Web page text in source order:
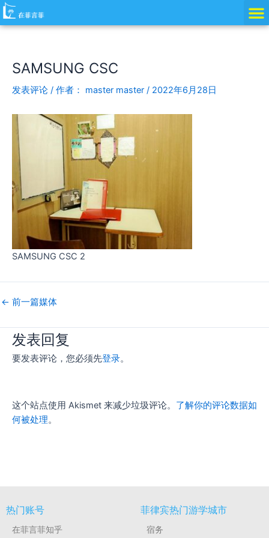
跳
至
SAMSUNG CSC
发表评论 / 作者： master master / 2022年6月28日
SAMSUNG CSC 2
Post
navigation
← 前一篇媒体
发表回复
要发表评论，您必须先登录。
这个站点使用 Akismet 来减少垃圾评论。 了解你的评论数据如
何被处理。
热门账号
在菲言菲知乎
菲律宾热门游学城市
宿务